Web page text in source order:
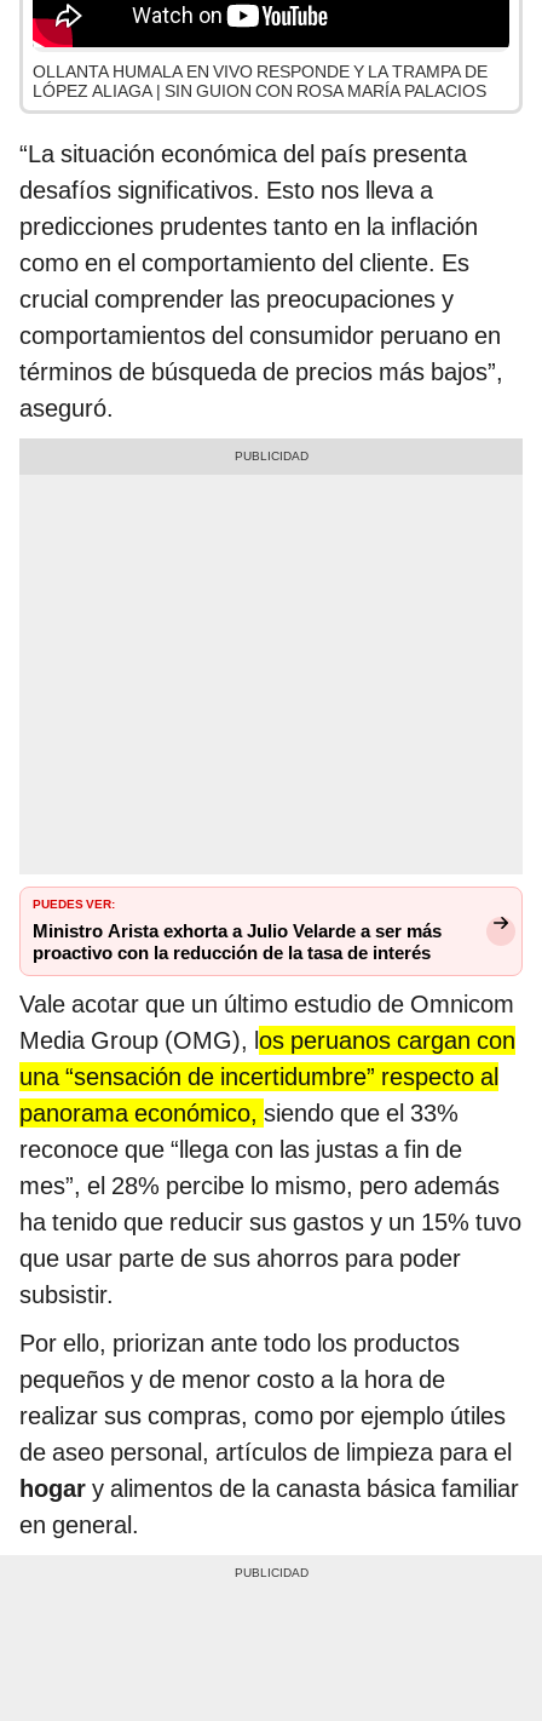
OLLANTA HUMALA EN VIVO RESPONDE Y LA TRAMPA DE
LÓPEZ ALIAGA | SIN GUION CON ROSA MARÍA PALACIOS
“La situación económica del país presenta
desafíos significativos. Esto nos lleva a
predicciones prudentes tanto en la inflación
como en el comportamiento del cliente. Es
crucial comprender las preocupaciones y
comportamientos del consumidor peruano en
términos de búsqueda de precios más bajos”,
aseguró.
PUEDES VER:
Ministro Arista exhorta a Julio Velarde a ser más
proactivo con la reducción de la tasa de interés
Vale acotar que un último estudio de Omnicom
Media Group (OMG), los peruanos cargan con
una “sensación de incertidumbre” respecto al
panorama económico, siendo que el 33%
reconoce que “llega con las justas a fin de
mes”, el 28% percibe lo mismo, pero además
ha tenido que reducir sus gastos y un 15% tuvo
que usar parte de sus ahorros para poder
subsistir.
Por ello, priorizan ante todo los productos
pequeños y de menor costo a la hora de
realizar sus compras, como por ejemplo útiles
de aseo personal, artículos de limpieza para el
hogar y alimentos de la canasta básica familiar
en general.